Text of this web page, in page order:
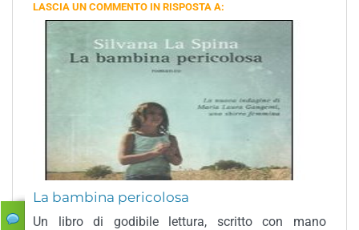
LASCIA UN COMMENTO IN RISPOSTA A:
La bambina pericolosa
Un libro di godibile lettura, scritto con mano